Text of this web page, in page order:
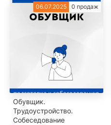
06.07.2025 0 продаж
Обувщик.
Трудоустройство.
Собеседование